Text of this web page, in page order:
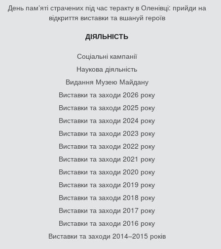
День памʼяті страчених під час теракту в Оленівці: прийди на
відкриття виставки та вшануй героїв
ДІЯЛЬНІСТЬ
Соціальні кампанії
Наукова діяльність
Видання Музею Майдану
Виставки та заходи 2026 року
Виставки та заходи 2025 року
Виставки та заходи 2024 року
Виставки та заходи 2023 року
Виставки та заходи 2022 року
Виставки та заходи 2021 року
Виставки та заходи 2020 року
Виставки та заходи 2019 року
Виставки та заходи 2018 року
Виставки та заходи 2017 року
Виставки та заходи 2016 року
Виставки та заходи 2014–2015 років